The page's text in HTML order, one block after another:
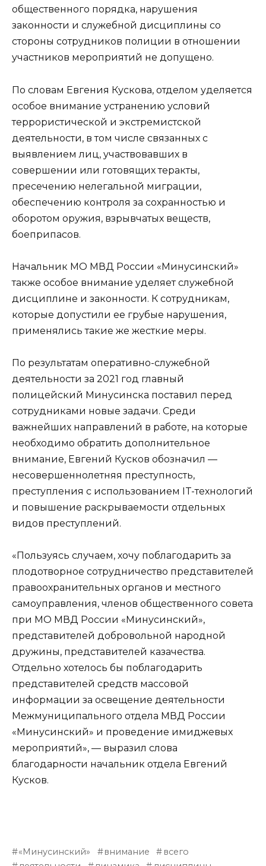
общественного порядка, нарушения
законности и служебной дисциплины со
стороны сотрудников полиции в отношении
участников мероприятий не допущено.
По словам Евгения Кускова, отделом уделяется
особое внимание устранению условий
террористической и экстремистской
деятельности, в том числе связанных с
выявлением лиц, участвовавших в
совершении или готовящих теракты,
пресечению нелегальной миграции,
обеспечению контроля за сохранностью и
оборотом оружия, взрывчатых веществ,
боеприпасов.
Начальник МО МВД России «Минусинский»
также особое внимание уделяет служебной
дисциплине и законности. К сотрудникам,
которые допустили ее грубые нарушения,
применялись такие же жесткие меры.
По результатам оперативно-служебной
деятельности за 2021 год главный
полицейский Минусинска поставил перед
сотрудниками новые задачи. Среди
важнейших направлений в работе, на которые
необходимо обратить дополнительное
внимание, Евгений Кусков обозначил —
несовершеннолетняя преступность,
преступления с использованием IT-технологий
и повышение раскрываемости отдельных
видов преступлений.
«Пользуясь случаем, хочу поблагодарить за
плодотворное сотрудничество представителей
правоохранительных органов и местного
самоуправления, членов общественного совета
при МО МВД России «Минусинский»,
представителей добровольной народной
дружины, представителей казачества.
Отдельно хотелось бы поблагодарить
представителей средств массовой
информации за освещение деятельности
Межмуниципального отдела МВД России
«Минусинский» и проведение имиджевых
мероприятий», — выразил слова
благодарности начальник отдела Евгений
Кусков.
«Минусинский» внимание
всего